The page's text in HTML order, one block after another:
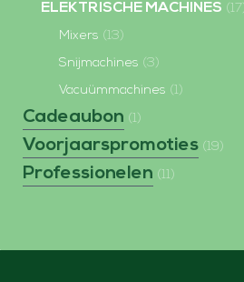
ELEKTRISCHE MACHINES
Mixers (13)
Snijmachines (3)
Vacuümmachines (1)
Cadeaubon (1)
Voorjaarspromoties (19)
Professionelen (11)